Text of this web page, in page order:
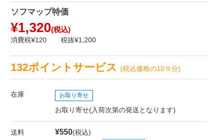
ソフマップ特価
¥1,320(税込)
消費税¥120 税抜¥1,200
132ポイントサービス(税込価格の10％分)
在庫 お取り寄せ
お取り寄せ(入荷次第の発送となります)
送料 ¥550(税込)